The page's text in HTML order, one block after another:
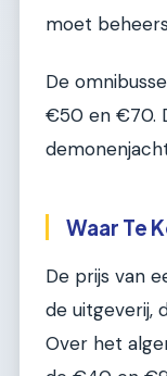
moet
De
€50 en €70.
Waar Te
De prijs van
de uitgeverij,
Over het